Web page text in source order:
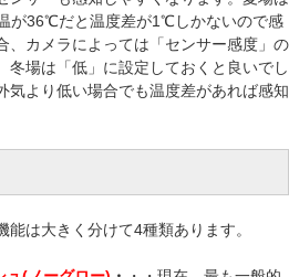
が36℃だと温度差が1℃しかないので感
、カメラによっては「センサー感度」の
冬場は「低」に設定しておくと良いでし
気より低い場合でも温度差があれば感知
は大きく分けて4種類あります。